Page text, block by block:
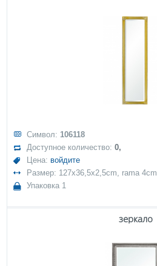
Символ: 106118
Доступное количество:0,
Цена: войдите
Размер: 127x36,5x2,5cm, rama 4cm
Упаковка 1
зеркало